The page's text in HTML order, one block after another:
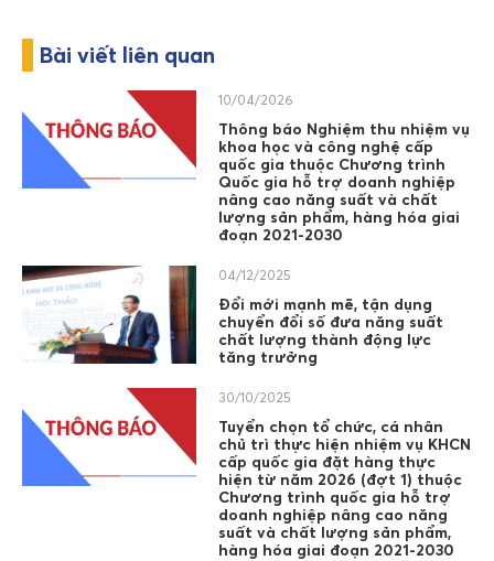
Bài viết liên quan
10/04/2026
Thông báo Nghiệm thu nhiệm vụ
khoa học và công nghệ cấp
quốc gia thuộc Chương trình
Quốc gia hỗ trợ doanh nghiệp
nâng cao năng suất và chất
lượng sản phẩm, hàng hóa giai
đoạn 2021-2030
04/12/2025
Đổi mới mạnh mẽ, tận dụng
chuyển đổi số đưa năng suất
chất lượng thành động lực
tăng trưởng
30/10/2025
Tuyển chọn tổ chức, cá nhân
chủ trì thực hiện nhiệm vụ KHCN
cấp quốc gia đặt hàng thực
hiện từ năm 2026 (đợt 1) thuộc
Chương trình quốc gia hỗ trợ
doanh nghiệp nâng cao năng
suất và chất lượng sản phẩm,
hàng hóa giai đoạn 2021-2030